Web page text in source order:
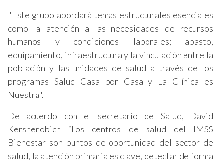
"Este grupo abordará temas estructurales esenciales
como la atención a las necesidades de recursos
humanos y condiciones laborales; abasto,
equipamiento, infraestructura y la vinculación entre la
población y las unidades de salud a través de los
programas Salud Casa por Casa y La Clínica es
Nuestra".
De acuerdo con el secretario de Salud, David
Kershenobich “Los centros de salud del IMSS
Bienestar son puntos de oportunidad del sector de
salud, la atención primaria es clave, detectar de forma